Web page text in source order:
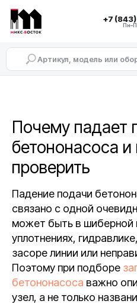
+7
Почему падает
бетононасоса и
проверить
Падение подачи
связано с одной
может быть в шиберной
уплотнениях,
засоре линии или
Поэтому при подборе
бетононасоса важно
узел, а не только